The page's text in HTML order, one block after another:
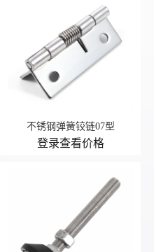
不锈钢弹簧铰链07型
登录查看价格